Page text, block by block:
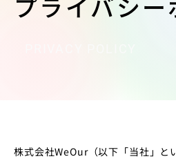
株式会社WeOur（以下「当社」と